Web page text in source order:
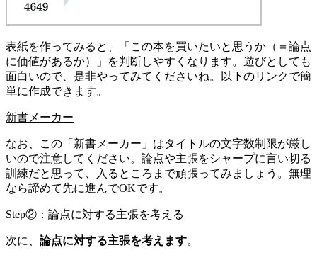
表紙を作ってみると、「この本を買いたいと思うか（＝論点
に価値があるか）」を判断しやすくなります。遊びとしても
面白いので、是非やってみてくださいね。以下のリンクで簡
単に作成できます。
新書メーカー
なお、この「新書メーカー」はタイトルの文字数制限が厳し
いので注意してください。論点や主張をシャープに言い切る
訓練だと思って、入るところまで頑張ってみましょう。無理
なら諦めて先に進んでOKです。
Step②：論点に対する主張を考える
次に、 論点に対する主張を考えます。